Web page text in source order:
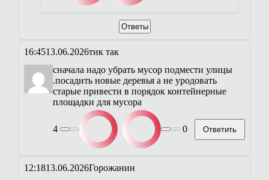
Ответы
16:4513.06.2026тик так
сначала надо убрать мусор подмести улицы
.посадить новые деревья а не уродовать
старые привести в порядок контейнерные
площадки для мусора
4 0 Ответить
12:1813.06.2026Горожанин